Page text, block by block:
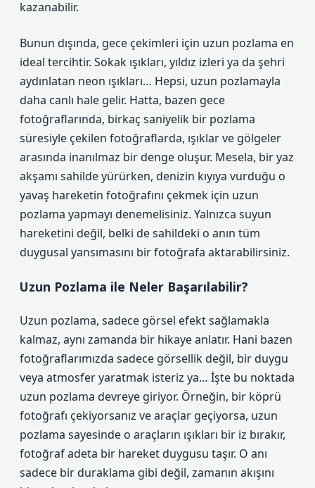
kazanabilir.
Bunun dışında, gece çekimleri için uzun pozlama en
ideal tercihtir. Sokak ışıkları, yıldız izleri ya da şehri
aydınlatan neon ışıkları… Hepsi, uzun pozlamayla
daha canlı hale gelir. Hatta, bazen gece
fotoğraflarında, birkaç saniyelik bir pozlama
süresiyle çekilen fotoğraflarda, ışıklar ve gölgeler
arasında inanılmaz bir denge oluşur. Mesela, bir yaz
akşamı sahilde yürürken, denizin kıyıya vurduğu o
yavaş hareketin fotoğrafını çekmek için uzun
pozlama yapmayı denemelisiniz. Yalnızca suyun
hareketini değil, belki de sahildeki o anın tüm
duygusal yansımasını bir fotoğrafa aktarabilirsiniz.
Uzun Pozlama ile Neler Başarılabilir?
Uzun pozlama, sadece görsel efekt sağlamakla
kalmaz, aynı zamanda bir hikaye anlatır. Hani bazen
fotoğraflarımızda sadece görsellik değil, bir duygu
veya atmosfer yaratmak isteriz ya… İşte bu noktada
uzun pozlama devreye giriyor. Örneğin, bir köprü
fotoğrafı çekiyorsanız ve araçlar geçiyorsa, uzun
pozlama sayesinde o araçların ışıkları bir iz bırakır,
fotoğraf adeta bir hareket duygusu taşır. O anı
sadece bir duraklama gibi değil, zamanın akışını